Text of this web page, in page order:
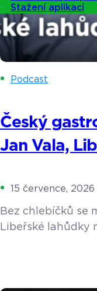
Stažení aplikací
Podcast
Český
Jan Vala,
15 července, 2026
Bez chlebíčků se
Libeřské lahůdky